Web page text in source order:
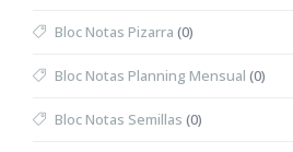
Bloc Notas Pizarra (0)
Bloc Notas Planning Mensual (0)
Bloc Notas Semillas (0)